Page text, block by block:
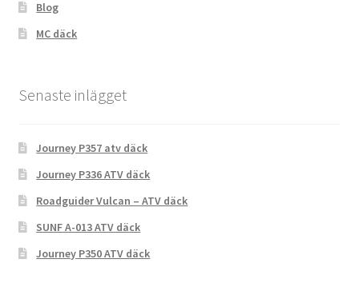
Blog
MC däck
Senaste inlägget
Journey P357 atv däck
Journey P336 ATV däck
Roadguider Vulcan – ATV däck
SUNF A-013 ATV däck
Journey P350 ATV däck